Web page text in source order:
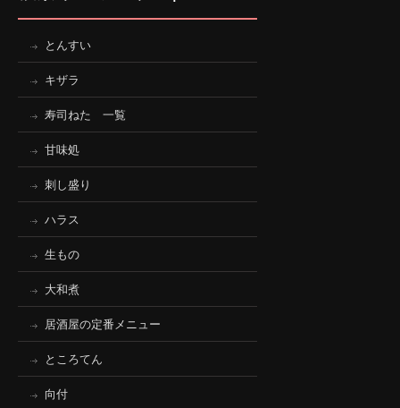
とんすい
キザラ
寿司ねた 一覧
甘味処
刺し盛り
ハラス
生もの
大和煮
居酒屋の定番メニュー
ところてん
向付